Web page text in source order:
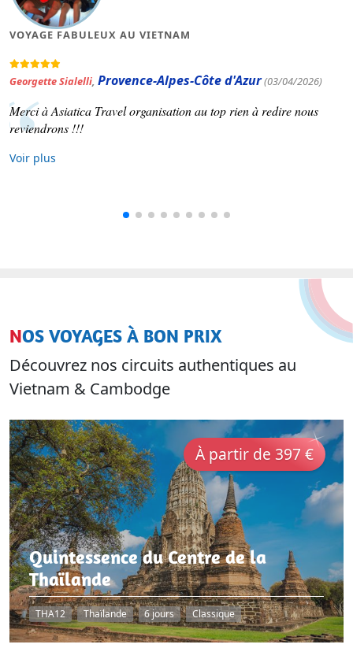
VOYAGE FABULEUX AU VIETNAM
Georgette Sialelli, Provence-Alpes-Côte d'Azur(03/04/2026)
Merci à Asiatica Travel organisation au top rien à redire nous
reviendrons !!!
Voir plus
NOS VOYAGES À BON PRIX
Découvrez nos circuits authentiques au
Vietnam & Cambodge
À partir de 397 €
Quintessence du Centre de la
Thaïlande
THA12 Thaïlande 6 jours Classique